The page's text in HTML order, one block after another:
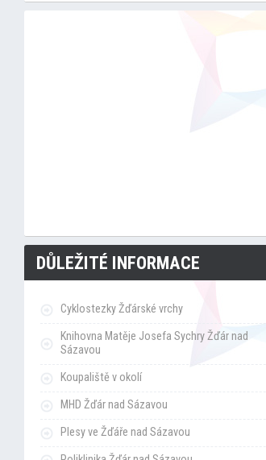
DŮLEŽITÉ INFORMACE
Cyklostezky Žďárské vrchy
Knihovna Matěje Josefa Sychry Žďár nad
Sázavou
Koupaliště v okolí
MHD Žďár nad Sázavou
Plesy ve Žďáře nad Sázavou